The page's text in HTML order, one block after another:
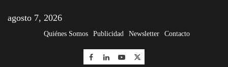
agosto 7, 2026
Quiénes Somos Publicidad Newsletter Contacto